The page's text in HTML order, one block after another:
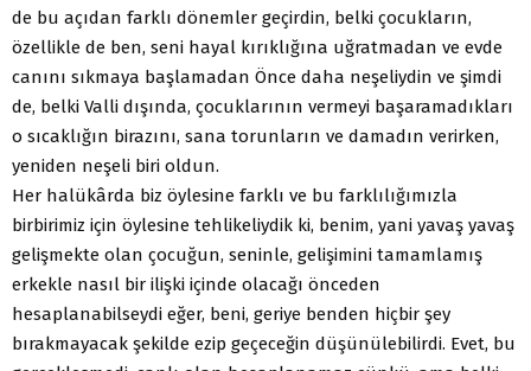
de bu açıdan farklı dönemler geçirdin, belki çocukların,
özellikle de ben, seni hayal kırıklığına uğratmadan ve evde
canını sıkmaya başlamadan Önce daha neşeliydin ve şimdi
de, belki Valli dışında, çocuklarının vermeyi başaramadıkları
o sıcaklığın birazını, sana torunların ve damadın verirken,
yeniden neşeli biri oldun.
Her halükârda biz öylesine farklı ve bu farklılığımızla
birbirimiz için öylesine tehlikeliydik ki, benim, yani yavaş yavaş
gelişmekte olan çocuğun, seninle, gelişimini tamamlamış
erkekle nasıl bir ilişki içinde olacağı önceden
hesaplanabilseydi eğer, beni, geriye benden hiçbir şey
bırakmayacak şekilde ezip geçeceğin düşünülebilirdi. Evet, bu